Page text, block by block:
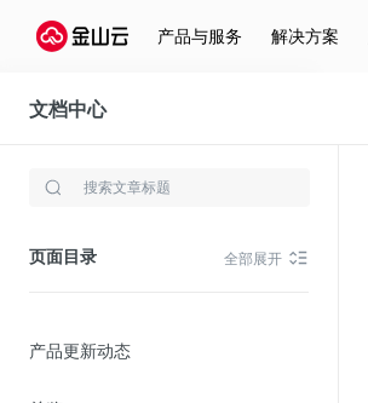
产品与服务 解决方案
文档中心
CDN
页面目录 全部展开
产品更新动态
存储与云分发
云硬盘(EBS)